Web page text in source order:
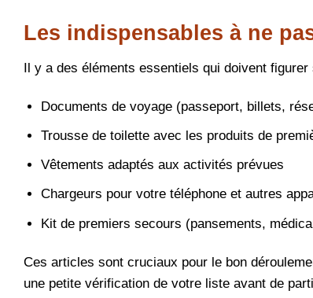
Les indispensables à ne
Il y a des éléments essentiels qui doivent
Documents de voyage (passeport, billets,
Trousse de toilette avec les produits de
Vêtements adaptés aux activités prévues
Chargeurs pour votre téléphone et autres
Kit de premiers secours (pansements,
Ces articles sont cruciaux pour le bon
une petite vérification de votre liste avant de